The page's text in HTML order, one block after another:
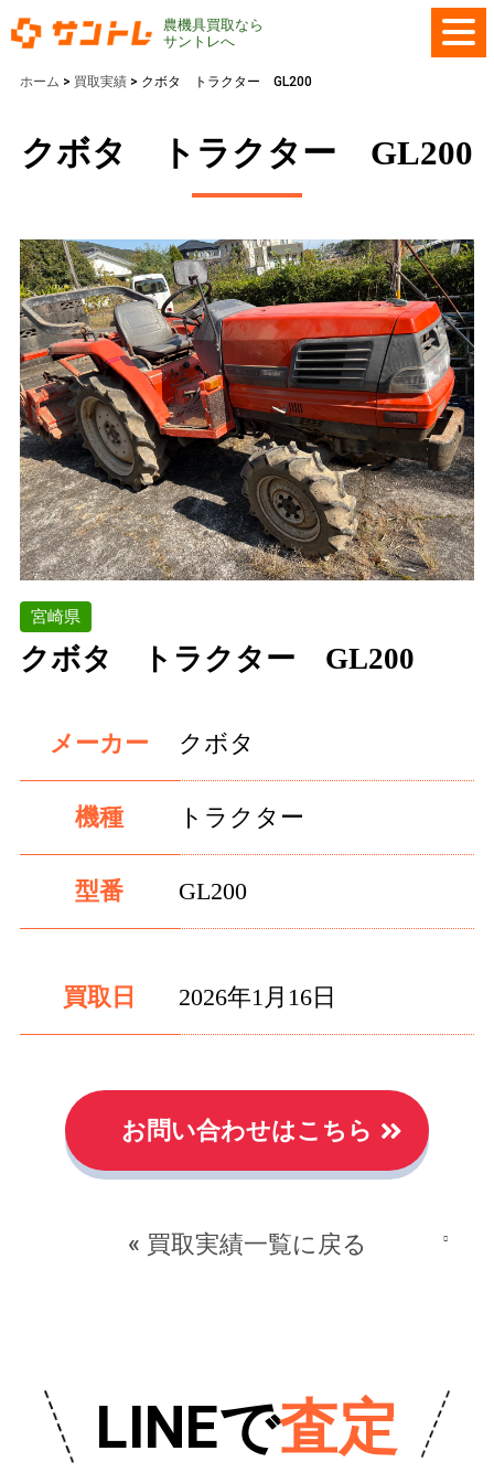
農機具買取なら
サントレへ
ホーム > 買取実績> クボタ トラクター GL200
クボタ トラクター GL200
宮崎県
クボタ トラクター GL200
メーカー クボタ
機種 トラクター
型番 GL200
買取日 2026年1月16日
お問い合わせはこちら
« 買取実績一覧に戻る
LINEで査定